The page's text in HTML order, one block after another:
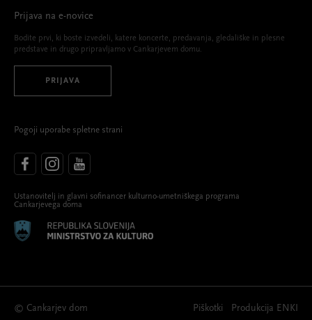
Prijava na e-novice
Bodite prvi, ki boste izvedeli, katere koncerte, predavanja, gledališke in plesne
predstave in drugo pripravljamo v Cankarjevem domu.
PRIJAVA
Pogoji uporabe spletne strani
Ustanovitelj in glavni sofinancer kulturno-umetniškega programa
Cankarjevega doma
© Cankarjev dom Piškotki Produkcija ENKI